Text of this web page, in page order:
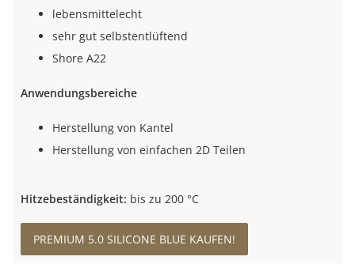
lebensmittelecht
sehr gut selbstentlüftend
Shore A22
Anwendungsbereiche
Herstellung von Kantel
Herstellung von einfachen 2D Teilen
Hitzebeständigkeit: bis zu 200 °C
PREMIUM 5.0 SILICONE BLUE KAUFEN!